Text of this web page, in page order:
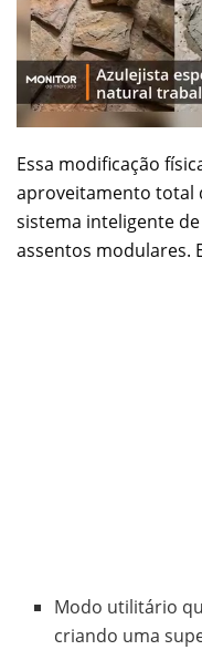
Essa modificação
aproveitamento total
sistema inteligente
assentos modulares.
Modo utilitário
criando uma